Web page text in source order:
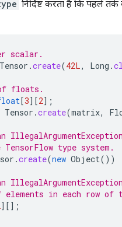
निर्दिष्ट करता है कि पहले
scalar.
Tensor .create(42L, Long .
floats.
[3][2] ;
Tensor .create(matrix,
type system.
.create(new Object())
in each row of
][] ;